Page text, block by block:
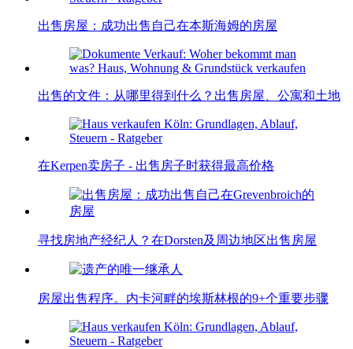
出售房屋：成功出售自己在本斯海姆的房屋
出售的文件：从哪里得到什么？出售房屋、公寓和土地
在Kerpen卖房子 - 出售房子时获得最高价格
寻找房地产经纪人？在Dorsten及周边地区出售房屋
房屋出售程序。内卡河畔的埃斯林根的9+个重要步骤